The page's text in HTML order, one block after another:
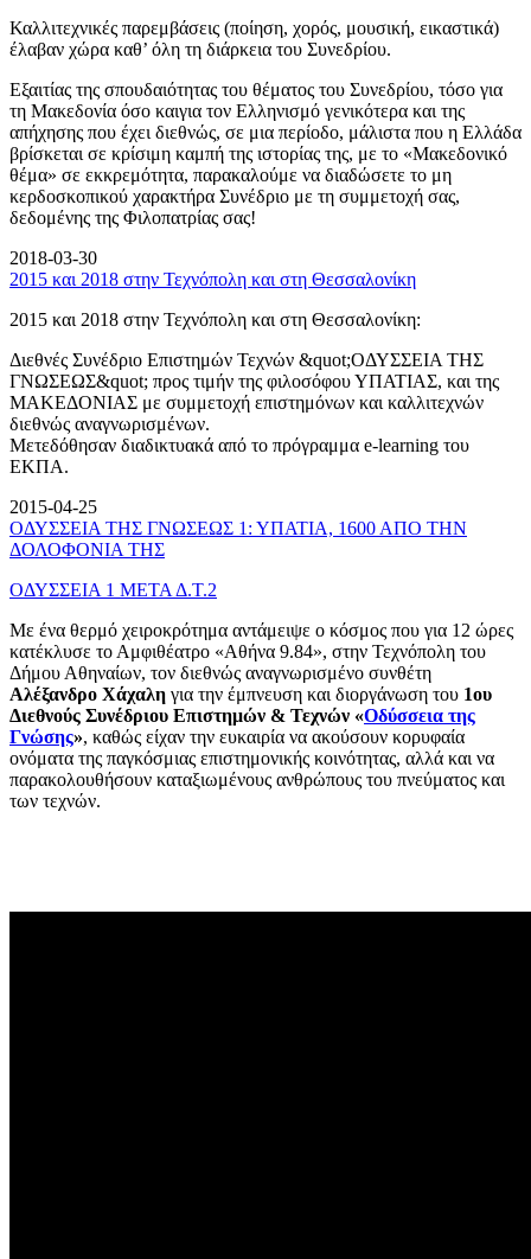
Καλλιτεχνικές παρεμβάσεις (ποίηση, χορός, μουσική, εικαστικά)
έλαβαν χώρα καθ’ όλη τη διάρκεια του Συνεδρίου.
Εξαιτίας της σπουδαιότητας του θέματος του Συνεδρίου, τόσο για
τη Μακεδονία όσο καιγια τον Ελληνισμό γενικότερα και της
απήχησης που έχει διεθνώς, σε μια περίοδο, μάλιστα που η Ελλάδα
βρίσκεται σε κρίσιμη καμπή της ιστορίας της, με το «Μακεδονικό
θέμα» σε εκκρεμότητα, παρακαλούμε να διαδώσετε το μη
κερδοσκοπικού χαρακτήρα Συνέδριο με τη συμμετοχή σας,
δεδομένης της Φιλοπατρίας σας!
2018-03-30
2015 και 2018 στην Τεχνόπολη και στη Θεσσαλονίκη
2015 και 2018 στην Τεχνόπολη και στη Θεσσαλονίκη:
Διεθνές Συνέδριο Επιστημών Τεχνών &quot;ΟΔΥΣΣΕΙΑ ΤΗΣ
ΓΝΩΣΕΩΣ&quot; προς τιμήν της φιλοσόφου ΥΠΑΤΙΑΣ, και της
ΜΑΚΕΔΟΝΙΑΣ με συμμετοχή επιστημόνων και καλλιτεχνών
διεθνώς αναγνωρισμένων.
Μετεδόθησαν διαδικτυακά από το πρόγραμμα e-learning του
ΕΚΠΑ.
2015-04-25
ΟΔΥΣΣΕΙΑ ΤΗΣ ΓΝΩΣΕΩΣ 1: ΥΠΑΤΙΑ, 1600 ΑΠΟ ΤΗΝ
ΔΟΛΟΦΟΝΙΑ ΤΗΣ
ΟΔΥΣΣΕΙΑ 1 ΜΕΤΑ Δ.Τ.2
Με ένα θερμό χειροκρότημα αντάμειψε ο κόσμος που για 12 ώρες
κατέκλυσε το Αμφιθέατρο «Αθήνα 9.84», στην Τεχνόπολη του
Δήμου Αθηναίων, τον διεθνώς αναγνωρισμένο συνθέτη
Αλέξανδρο Χάχαλη για την έμπνευση και διοργάνωση του 1ου
Διεθνούς Συνέδριου Επιστημών & Τεχνών «Οδύσσεια της
Γνώσης», καθώς είχαν την ευκαιρία να ακούσουν κορυφαία
ονόματα της παγκόσμιας επιστημονικής κοινότητας, αλλά και να
παρακολουθήσουν καταξιωμένους ανθρώπους του πνεύματος και
των τεχνών.